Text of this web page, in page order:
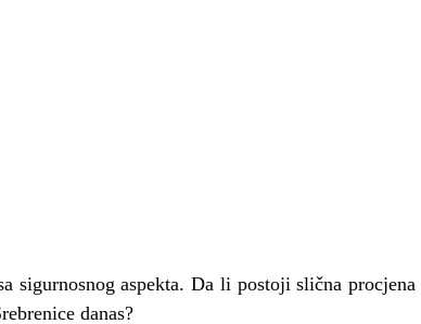
sigurnosnog aspekta. Da li postoji slična procjena
danas?